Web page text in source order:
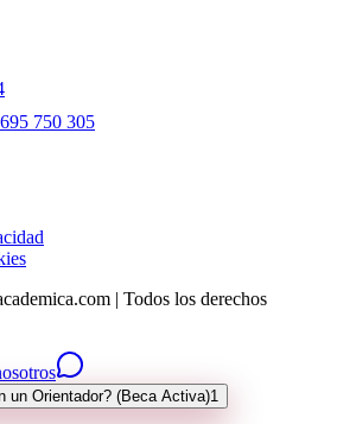
750 305
| Todos los derechos
un Orientador? (Beca Activa)1